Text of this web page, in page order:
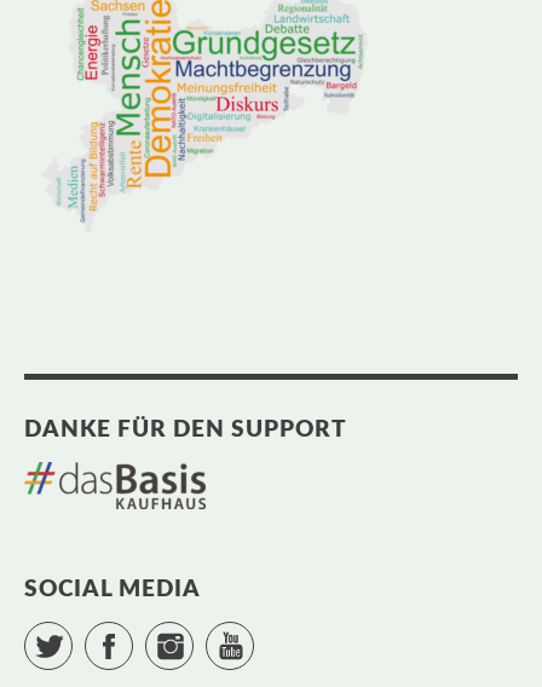
DANKE FÜR DEN SUPPORT
SOCIAL MEDIA
Twitter Facebook Instagram